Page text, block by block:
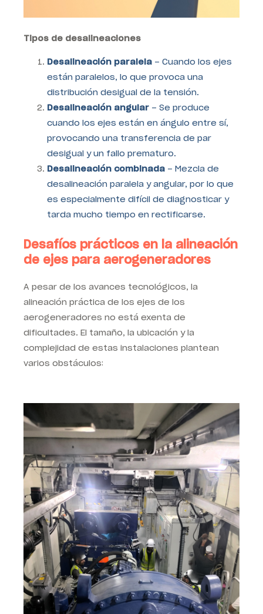
Tipos de desalineaciones
Desalineación paralela – Cuando los ejes
están paralelos, lo que provoca una
distribución desigual de la tensión.
Desalineación angular – Se produce
cuando los ejes están en ángulo entre sí,
provocando una transferencia de par
desigual y un fallo prematuro.
Desalineación combinada – Mezcla de
desalineación paralela y angular, por lo que
es especialmente difícil de diagnosticar y
tarda mucho tiempo en rectificarse.
Desafíos prácticos en la alineación
de ejes para aerogeneradores
A pesar de los avances tecnológicos, la
alineación práctica de los ejes de los
aerogeneradores no está exenta de
dificultades. El tamaño, la ubicación y la
complejidad de estas instalaciones plantean
varios obstáculos: